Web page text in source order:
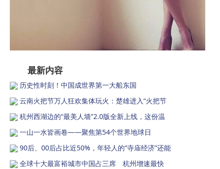
最新内容
历史性时刻！中国成世界第一大船东国
云南火把节万人狂欢集体玩火：楚雄进入“火把节
杭州西湖边的“最美人墙”2.0版全新上线，这份温
一山一水皆画卷——聚焦第54个世界地球日
90后、00后占比近50%，年轻人的“寺庙经济”还能
全球十大最富裕城市中国占三席 杭州增速最快